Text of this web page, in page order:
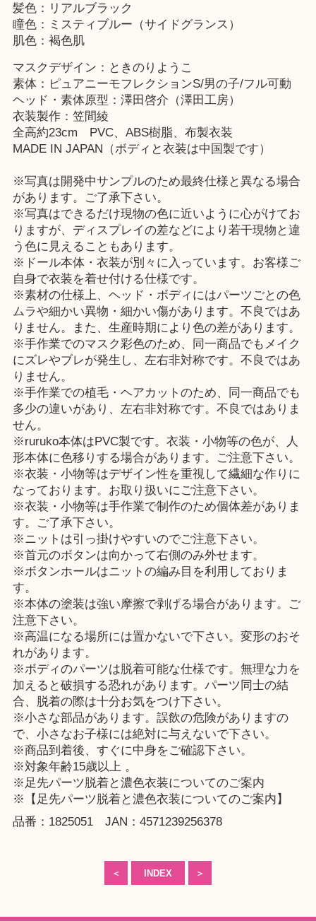
髪色：リアルブラック
瞳色：ミスティブルー（サイドグランス）
肌色：褐色肌
マスクデザイン：ときのりようこ
素体：ピュアニーモフレクションS/男の子/フル可動
ヘッド・素体原型：澤田啓介（澤田工房）
衣装製作：笠間綾
全高約23cm PVC、ABS樹脂、布製衣装
MADE IN JAPAN（ボディと衣装は中国製です）
※写真は開発中サンプルのため最終仕様と異なる場合
があります。ご了承下さい。
※写真はできるだけ現物の色に近いように心がけてお
りますが、ディスプレイの差などにより若干現物と違
う色に見えることもあります。
※ドール本体・衣装が別々に入っています。お客様ご
自身で衣装を着せ付ける仕様です。
※素材の仕様上、ヘッド・ボディにはパーツごとの色
ムラや細かい異物・細かい傷があります。不良ではあ
りません。また、生産時期により色の差があります。
※手作業でのマスク彩色のため、同一商品でもメイク
にズレやブレが発生し、左右非対称です。不良ではあ
りません。
※手作業での植毛・ヘアカットのため、同一商品でも
多少の違いがあり、左右非対称です。不良ではありま
せん。
※ruruko本体はPVC製です。衣装・小物等の色が、人
形本体に色移りする場合があります。ご注意下さい。
※衣装・小物等はデザイン性を重視して繊細な作りに
なっております。お取り扱いにご注意下さい。
※衣装・小物等は手作業で制作のため個体差がありま
す。ご了承下さい。
※ニットは引っ掛けやすいのでご注意下さい。
※首元のボタンは向かって右側のみ外せます。
※ボタンホールはニットの編み目を利用しておりま
す。
※本体の塗装は強い摩擦で剥げる場合があります。ご
注意下さい。
※高温になる場所には置かないで下さい。変形のおそ
れがあります。
※ボディのパーツは脱着可能な仕様です。無理な力を
加えると破損する恐れがあります。パーツ同士の結
合、脱着の際は十分お気をつけ下さい。
※小さな部品があります。誤飲の危険がありますの
で、小さなお子様には絶対に与えないで下さい。
※商品到着後、すぐに中身をご確認下さい。
※対象年齢15歳以上 。
※足先パーツ脱着と濃色衣装についてのご案内
※【足先パーツ脱着と濃色衣装についてのご案内】
品番：1825051 JAN：4571239256378
＜ INDEX ＞